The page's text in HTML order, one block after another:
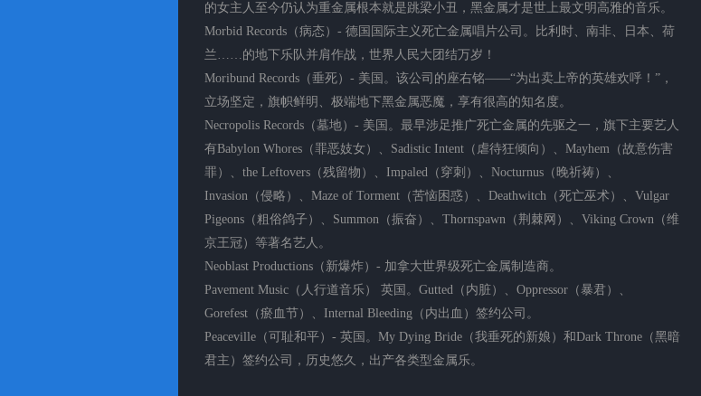
的女主人至今仍认为重金属根本就是跳梁小丑，黑金属才是世上最文明高雅的音乐。
Morbid Records（病态）- 德国国际主义死亡金属唱片公司。比利时、南非、日本、荷
兰……的地下乐队并肩作战，世界人民大团结万岁！
Moribund Records（垂死）- 美国。该公司的座右铭——“为出卖上帝的英雄欢呼！”，
立场坚定，旗帜鲜明、极端地下黑金属恶魔，享有很高的知名度。
Necropolis Records（墓地）- 美国。最早涉足推广死亡金属的先驱之一，旗下主要艺人
有Babylon Whores（罪恶妓女）、Sadistic Intent（虐待狂倾向）、Mayhem（故意伤害
罪）、the Leftovers（残留物）、Impaled（穿刺）、Nocturnus（晚祈祷）、
Invasion（侵略）、Maze of Torment（苦恼困惑）、Deathwitch（死亡巫术）、Vulgar
Pigeons（粗俗鸽子）、Summon（振奋）、Thornspawn（荆棘网）、Viking Crown（维
京王冠）等著名艺人。
Neoblast Productions（新爆炸）- 加拿大世界级死亡金属制造商。
Pavement Music（人行道音乐） 英国。Gutted（内脏）、Oppressor（暴君）、
Gorefest（瘀血节）、Internal Bleeding（内出血）签约公司。
Peaceville（可耻和平）- 英国。My Dying Bride（我垂死的新娘）和Dark Throne（黑暗
君主）签约公司，历史悠久，出产各类型金属乐。